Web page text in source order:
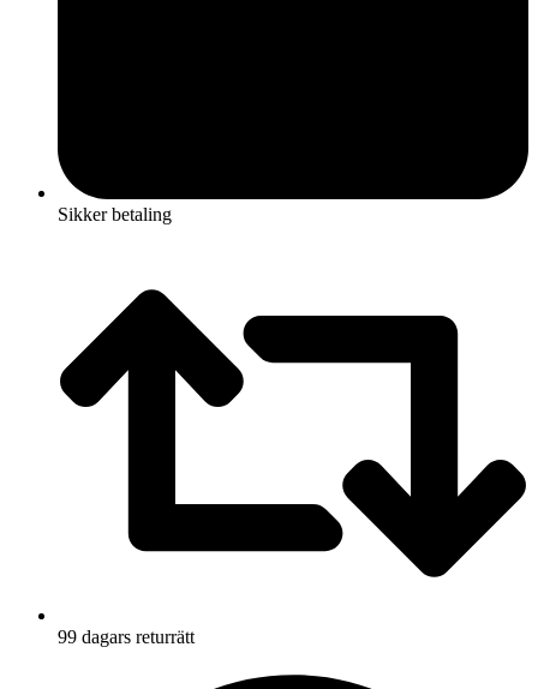
Sikker betaling
99 dagars returrätt